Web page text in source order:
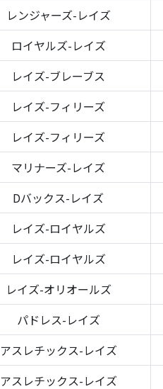
レンジャーズ-レイズ
ロイヤルズ-レイズ
レイズ-ブレーブス
レイズ-フィリーズ
レイズ-フィリーズ
マリナーズ-レイズ
Dバックス-レイズ
レイズ-ロイヤルズ
レイズ-ロイヤルズ
レイズ-オリオールズ
パドレス-レイズ
アスレチックス-レイズ
アスレチックス-レイズ